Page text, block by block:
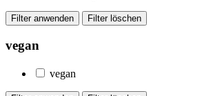
vegan
vegan